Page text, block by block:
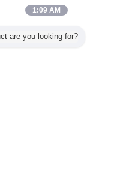
반지 반지 반지 반지 반지 반지
반지 반지 반지 반지 반지 반지
반지 반지 반지 반지 반지 반지
1:09 AM
are you looking for?